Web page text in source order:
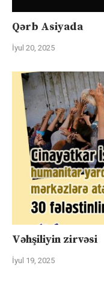
Qərb Asiyada
İyul 20, 2025
Vəhşiliyin zirvəsi
İyul 19, 2025